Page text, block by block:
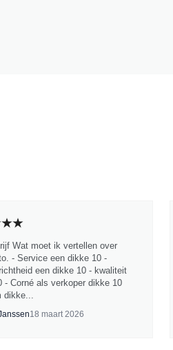
Wat moet ik vertellen over
- Service een dikke 10 -
een dikke 10 - kwaliteit
- Corné als verkoper dikke 10
dikke...
18 maart 2026